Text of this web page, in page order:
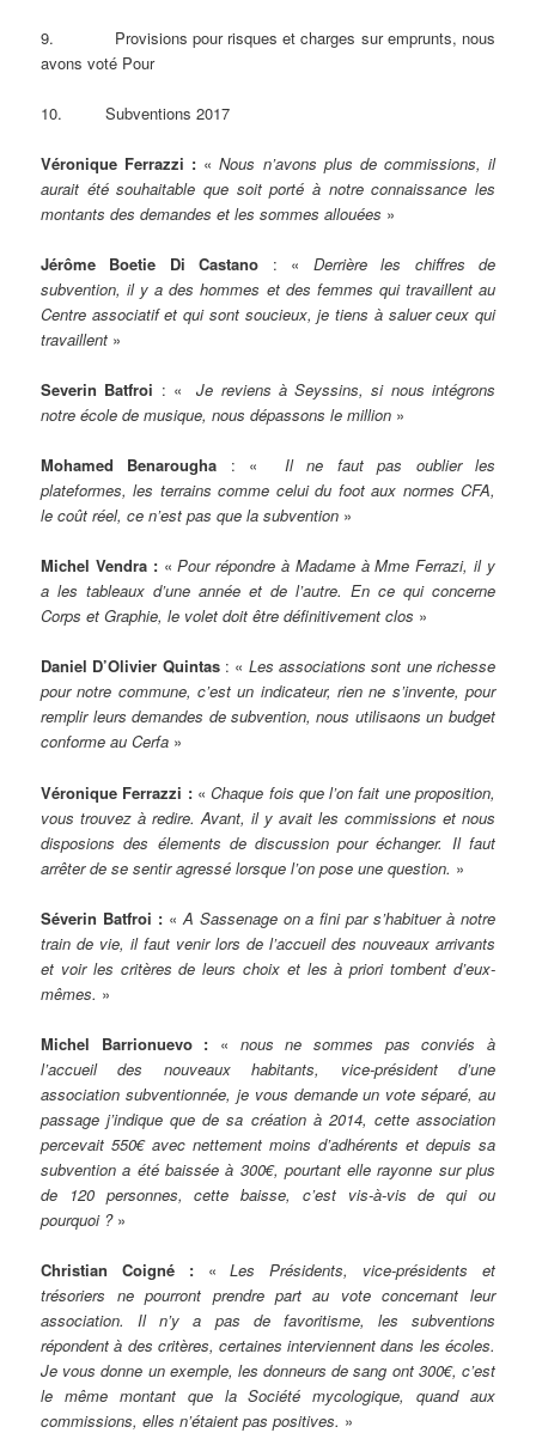
9. Provisions pour risques et charges sur emprunts, nous
avons voté Pour
10. Subventions 2017
Véronique Ferrazzi : «Nous n’avons plus de commissions, il
aurait été souhaitable que soit porté à notre connaissance les
montants des demandes et les sommes allouées »
Jérôme Boetie Di Castano : « Derrière les chiffres de
subvention, il y a des hommes et des femmes qui travaillent au
Centre associatif et qui sont soucieux, je tiens à saluer ceux qui
travaillent »
Severin Batfroi : «Je reviens à Seyssins, si nous intégrons
notre école de musique, nous dépassons le million »
Mohamed Benarougha : «
Il ne faut pas oublier les
plateformes, les terrains comme celui du foot aux normes CFA,
le coût réel, ce n’est pas que la subvention »
Michel Vendra :«Pour répondre à Madame à Mme Ferrazi, il y
a les tableaux d’une année et de l’autre. En ce qui concerne
Corps et Graphie, le volet doit être définitivement clos »
Daniel D’Olivier Quintas : « Les associations sont une richesse
pour notre commune, c’est un indicateur, rien ne s’invente, pour
remplir leurs demandes de subvention, nous utilisaons un budget
conforme au Cerfa »
Véronique Ferrazzi :«Chaque fois que l’on fait une proposition,
vous trouvez à redire. Avant, il y avait les commissions et nous
disposions des élements de discussion pour échanger. Il faut
arrêter de se sentir agressé lorsque l’on pose une question. »
Séverin Batfroi :« A Sassenage on a fini par s’habituer à notre
train de vie, il faut venir lors de l’accueil des nouveaux arrivants
et voir les critères de leurs choix et les à priori tombent d’eux-
mêmes. »
Michel Barrionuevo : « nous ne sommes pas conviés à
l’accueil des nouveaux habitants, vice-président d’une
association subventionnée, je vous demande un vote séparé, au
passage j’indique que de sa création à 2014, cette association
percevait 550€ avec nettement moins d’adhérents et depuis sa
subvention a été baissée à 300€, pourtant elle rayonne sur plus
de 120 personnes, cette baisse, c’est vis-à-vis de qui ou
pourquoi ? »
Christian Coigné :«Les Présidents, vice-présidents et
trésoriers ne pourront prendre part au vote concernant leur
association. Il n’y a pas de favoritisme, les subventions
répondent à des critères, certaines interviennent dans les écoles.
Je vous donne un exemple, les donneurs de sang ont 300€, c’est
le même montant que la Société mycologique, quand aux
commissions, elles n’étaient pas positives. »